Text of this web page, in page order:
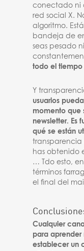
conectado ni
red social X.
algoritmo.
bandeja de
seas pesado
todo el tiempo
Y
usuarios
momento que
newsletter. Es
qué se están
transparencia
has obtenido
… Tdo esto,
términos
el final del
Cualquier
para aprender
establecer un